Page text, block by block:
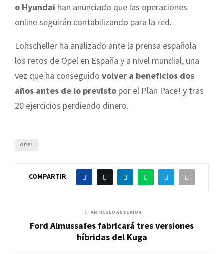
o Hyundai han anunciado que las operaciones
online seguirán contabilizando para la red.
Lohscheller ha analizado ante la prensa española
los retos de Opel en España y a nivel mundial, una
vez que ha conseguido volver a beneficios dos
años antes de lo previsto por el Plan Pace! y tras
20 ejercicios perdiendo dinero.
OPEL
COMPARTIR
ARTÍCULO ANTERIOR
Ford Almussafes fabricará tres versiones
híbridas del Kuga